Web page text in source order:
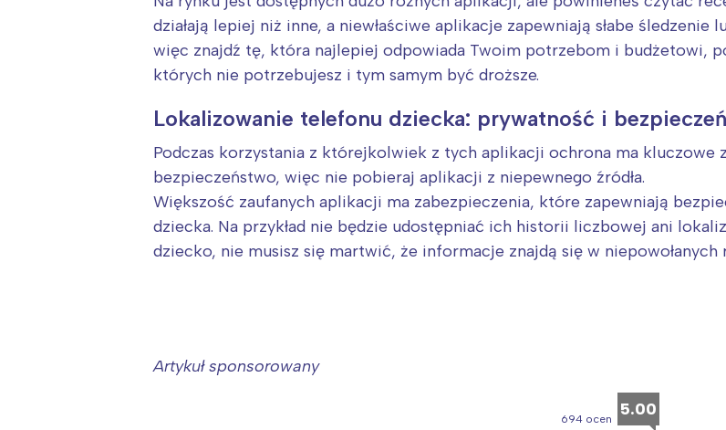
działają lepiej niż inne, a niewłaściwe aplikacje zapewniają słabe
więc znajdź tę, która najlepiej odpowiada Twoim potrzebom i budżetowi,
których nie potrzebujesz i tym samym być droższe.
Lokalizowanie telefonu dziecka: prywatność i
Podczas korzystania z którejkolwiek z tych aplikacji ochrona ma kluczowe
bezpieczeństwo, więc nie pobieraj aplikacji z niepewnego źródła.
Większość zaufanych aplikacji ma zabezpieczenia, które zapewniają
dziecka. Na przykład nie będzie udostępniać ich historii liczbowej ani
dziecko, nie musisz się martwić, że informacje znajdą się w niepowołanych
Artykuł sponsorowany
694 ocen 5.00
Trójmiasto
Poznań
Wrocław
Południe
Północ
Wybieram